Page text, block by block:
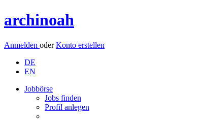
archinoah
Anmelden oderKonto erstellen
DE
EN
Jobbörse
Jobs finden
Profil anlegen